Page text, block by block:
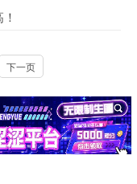
下一页